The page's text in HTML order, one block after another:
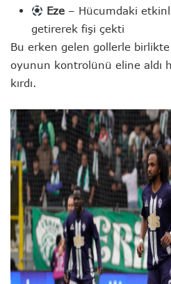
Eze – Hücumdaki
getirerek fişi çekti
Bu erken gelen gollerle birlikte
oyunun kontrolünü eline aldı
kırdı.